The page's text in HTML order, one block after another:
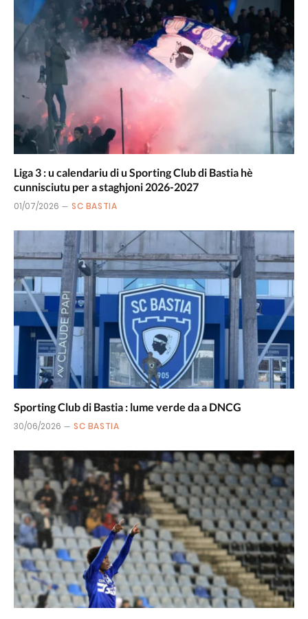
Liga 3 : u calendariu di u Sporting Club di Bastia hè
cunnisciutu per a staghjoni 2026-2027
01/07/2026 SC BASTIA
Sporting Club di Bastia : lume verde da a DNCG
30/06/2026 SC BASTIA